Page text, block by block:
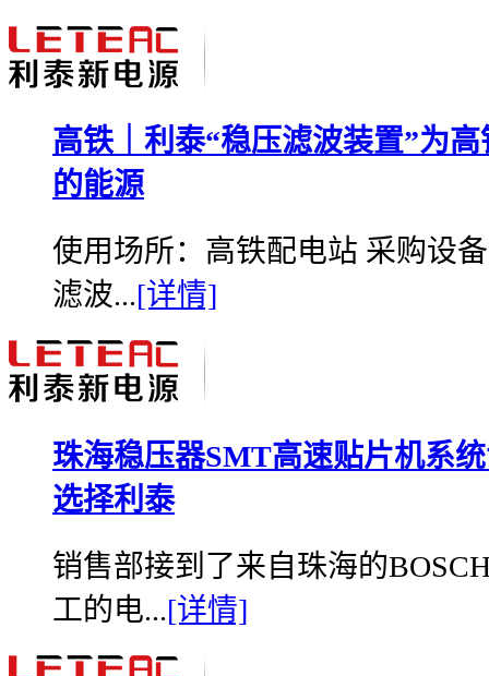
高铁｜利泰“稳压滤波装置”为
的能源
使用场所：高铁配电站 采购设
滤波...[详情]
珠海稳压器SMT高速贴片机系
选择利泰
销售部接到了来自珠海的
工的电...[详情]